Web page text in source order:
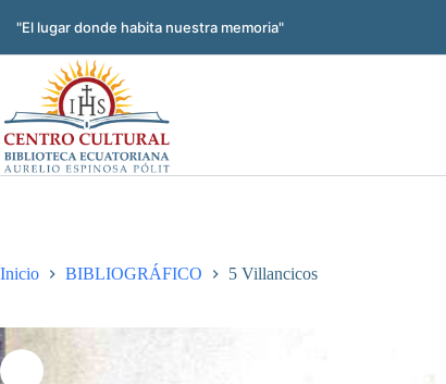
"El lugar donde habita nuestra memoria"
Inicio BIBLIOGRÁFICO 5 Villancicos